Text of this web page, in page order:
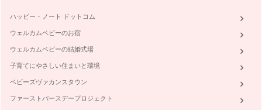
ハッピー・ノート ドットコム
ウェルカムベビーのお宿
ウェルカムベビーの結婚式場
子育てにやさしい住まいと環境
ベビーズヴァカンスタウン
ファーストバースデープロジェクト